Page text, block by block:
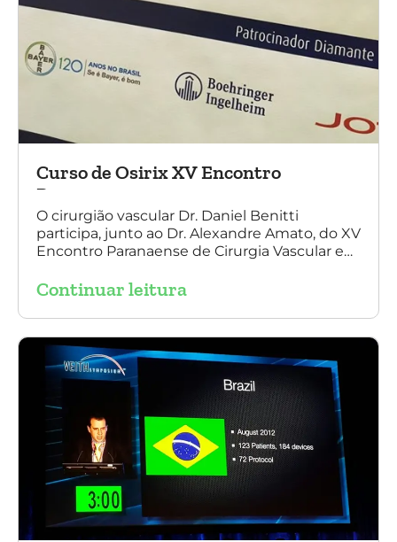
Curso de Osirix XV Encontro
Paranaense
O cirurgião vascular Dr. Daniel Benitti
participa, junto ao Dr. Alexandre Amato, do XV
Encontro Paranaense de Cirurgia Vascular e
Continuar leitura